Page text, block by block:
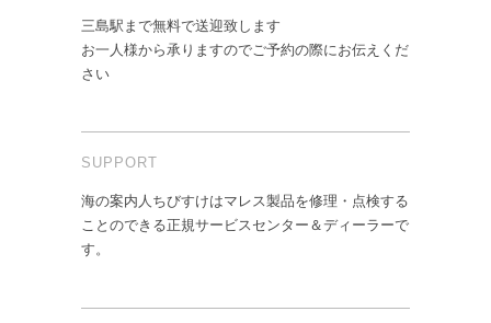
三島駅まで無料で送迎致します
お一人様から承りますのでご予約の際にお伝えくだ
さい
SUPPORT
海の案内人ちびすけはマレス製品を修理・点検する
ことのできる正規サービスセンター＆ディーラーで
す。